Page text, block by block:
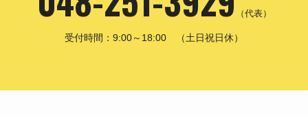
（代表）
受付時間：9:00～18:00 （土日祝日休）